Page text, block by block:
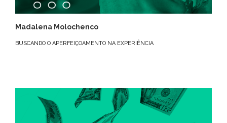
Madalena Molochenco
BUSCANDO O APERFEIÇOAMENTO NA EXPERIÊNCIA